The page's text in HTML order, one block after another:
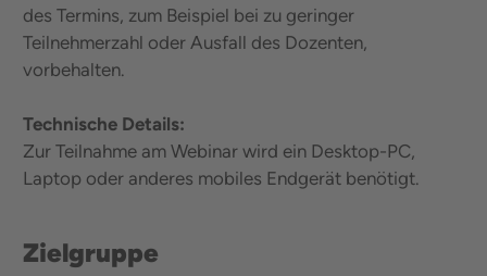
des Termins, zum Beispiel bei zu geringer
Teilnehmerzahl oder Ausfall des Dozenten,
vorbehalten.
Technische Details:
Zur Teilnahme am Webinar wird ein Desktop-PC,
Laptop oder anderes mobiles Endgerät benötigt.
Zielgruppe